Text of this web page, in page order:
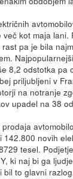
kot maja lani.
pa je bila
8,2 odstotka pa
priljubljeni v
na notranje
upadel na 38
prodaja
142.800 novih
tesel.
ki naj bi ga
bil to glavni